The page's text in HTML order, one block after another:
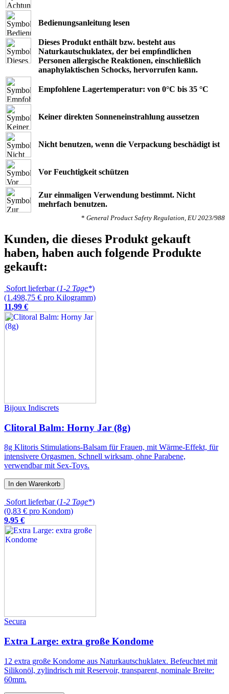
Bedienungsanleitung lesen
Dieses Produkt enthält bzw. besteht aus
Naturkautschuklatex, der bei empﬁndlichen
Personen allergische Reaktionen, einschließlich
anaphylaktischen Schocks, hervorrufen kann.
Empfohlene Lagertemperatur: von 0°C bis 35 °C
Keiner direkten Sonneneinstrahlung aussetzen
Nicht benutzen, wenn die Verpackung beschädigt ist
Vor Feuchtigkeit schützen
Zur einmaligen Verwendung bestimmt. Nicht
mehrfach benutzen.
* General Product Safety Regulation, EU 2023/988
Kunden, die dieses Produkt gekauft
haben, haben auch folgende Produkte
gekauft:
Sofort lieferbar (1-2 Tage*)
(1.498,75 € pro Kilogramm)
11,99 €
Bijoux Indiscrets
Clitoral Balm: Horny Jar (8g)
8g Klitoris Stimulations-Balsam für Frauen, mit Wärme-Effekt, für
intensivere Orgasmen. Schnell wirksam, ohne Parabene,
verwendbar mit Sex-Toys.
In den Warenkorb
Sofort lieferbar (1-2 Tage*)
(0,83 € pro Kondom)
9,95 €
Secura
Extra Large: extra große Kondome
12 extra große Kondome aus Naturkautschuklatex. Befeuchtet mit
Silikonöl, zylindrisch mit Reservoir, transparent, nominale Breite:
60mm.